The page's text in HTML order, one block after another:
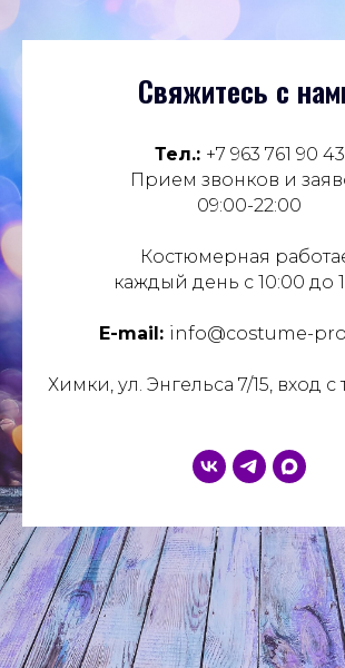
Свяжитесь с
Тел.: +7 963 761 90 43
Прием звонков и
09:00-22:00
Костюмерная
каждый день с 10:00 до
E-mail: info@costume-
Химки, ул. Энгельса 7/15, вход